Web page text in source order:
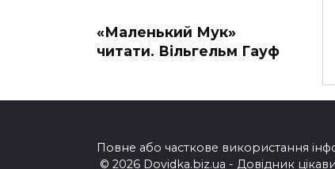
«Маленький Мук»
читати. Вільгельм Гауф
Повне або часткове використання
© 2026 Dovidka.biz.ua - Довідник